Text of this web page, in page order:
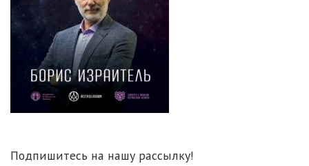
Подпишитесь на нашу рассылку!